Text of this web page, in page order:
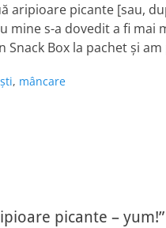
aripioare picante [sau,
mine s-a dovedit a fi mai
Snack Box la pachet şi
, mâncare
picante – yum!”